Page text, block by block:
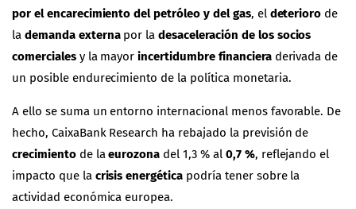
por el encarecimiento del petróleo y del gas, el deterioro de
la demanda externapor ladesaceleración de los socios
comercialesy la mayorincertidumbre financieraderivada de
un posible endurecimiento de la política monetaria.
A ello se suma un entorno internacional menos favorable. De
hecho, CaixaBank Research ha rebajado la previsión de
crecimiento de laeurozona del 1,3 % al 0,7 %, reflejando el
impacto que la crisis energética podría tener sobre la
actividad económica europea.